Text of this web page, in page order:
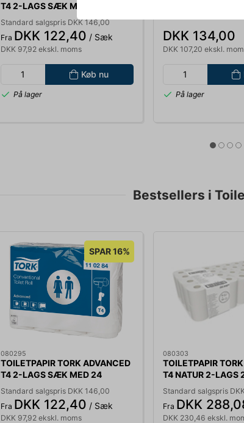
T4 2-LAGS SÆK MED 24
RULLER A 35 M. 110284
Standard salgspris DKK 146,00
Fra DKK 122,40 / Sæk
DKK 97,92 ekskl. moms
Køb nu
På lager
SVANEMÆRKET
DKK 134,00
DKK 107,20 ekskl.
På lager
Bestsellers i
SPAR 16%
080295
TOILETPAPIR TORK ADVANCED
T4 2-LAGS SÆK MED 24
RULLER A 35 M. 110284
Standard salgspris DKK 146,00
Fra DKK 122,40 / Sæk
DKK 97,92 ekskl. moms
080303
TOILETPAPIR
T4 NATUR 2-LAGS
200ARK SÆK MED
110237
Standard salgspris
Fra DKK
DKK 230,46 ekskl.